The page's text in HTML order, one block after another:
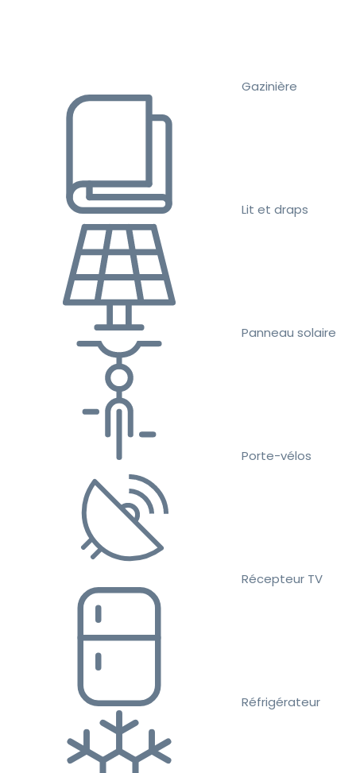
Gazinière
Lit et draps
Panneau solaire
Porte-vélos
Récepteur TV
Réfrigérateur